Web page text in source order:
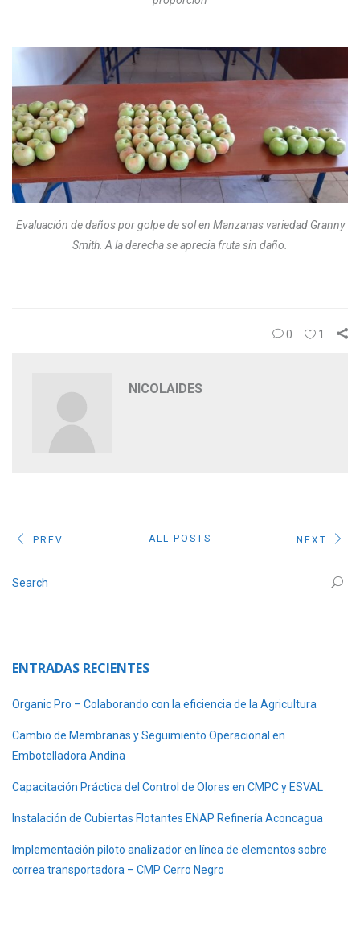
Evaluación de daños por golpe de sol en Manzanas variedad Granny
Smith. A la derecha se aprecia fruta sin daño.
0 1
NICOLAIDES
PREV ALL POSTS NEXT
ENTRADAS RECIENTES
Organic Pro – Colaborando con la eficiencia de la Agricultura
Cambio de Membranas y Seguimiento Operacional en
Embotelladora Andina
Capacitación Práctica del Control de Olores en CMPC y ESVAL
Instalación de Cubiertas Flotantes ENAP Refinería Aconcagua
Implementación piloto analizador en línea de elementos sobre
correa transportadora – CMP Cerro Negro